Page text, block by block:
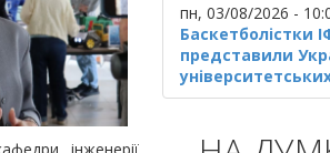
пн, 03/08/2026 -
Баскетболістки
представили